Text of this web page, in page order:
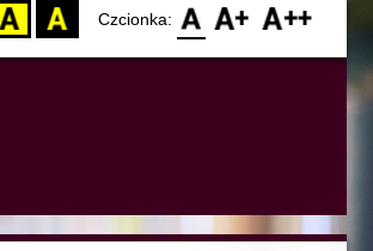
YB BY Czcionka: F0 F1 F2